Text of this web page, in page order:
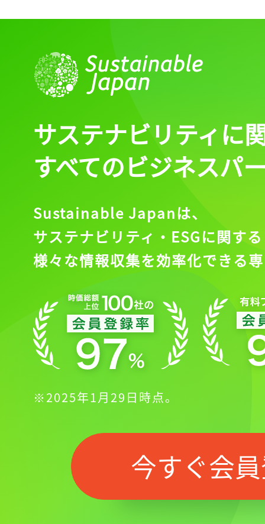
サステナビリティに
すべてのビジネスパ
Sustainable Japanは、
サステナビリティ・ESGに関する
様々な情報収集を効率化できる
※2025年1月29日時点。
今すぐ会